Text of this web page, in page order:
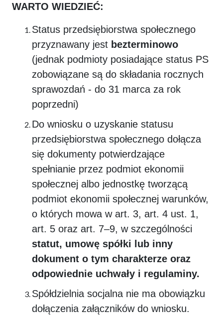
WARTO WIEDZIEĆ:
Status przedsiębiorstwa społecznego
przyznawany jest bezterminowo
(jednak podmioty posiadające status PS
zobowiązane są do składania rocznych
sprawozdań - do 31 marca za rok
poprzedni)
Do wniosku o uzyskanie statusu
przedsiębiorstwa społecznego dołącza
się dokumenty potwierdzające
spełnianie przez podmiot ekonomii
społecznej albo jednostkę tworzącą
podmiot ekonomii społecznej warunków,
o których mowa w art. 3, art. 4 ust. 1,
art. 5 oraz art. 7–9, w szczególności
statut, umowę spółki lub inny
dokument o tym charakterze oraz
odpowiednie uchwały i regulaminy.
Spółdzielnia socjalna nie ma obowiązku
dołączenia załączników do wniosku.